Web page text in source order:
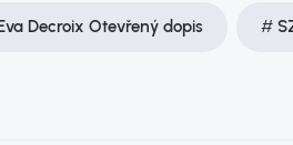
Decroix Otevřený dopis